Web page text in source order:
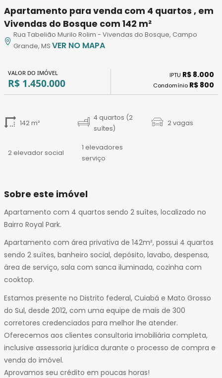
7
8
9
12
13
16
18
23
24
25
27
Apartamento para venda com 4 quartos , em
Vivendas do Bosque com 142 m²
Rua Tabelião Murilo Rolim - Vivendas do Bosque, Campo
Grande, MSVER NO MAPA
VALOR DO IMÓVEL
R$ 1.450.000
IPTU R$ 8.000
Condomínio R$ 800
142 m²
4 quartos (2
suítes)
2 vagas
2 elevador social
1 elevadores
serviço
Sobre este imóvel
Apartamento com 4 quartos sendo 2 suítes, localizado no
Bairro Royal Park.
Apartamento com área privativa de 142m², possui 4 quartos
sendo 2 suítes, banheiro social, depósito, lavabo, despensa,
área de serviço, sala com sanca iluminada, cozinha com
cooktop.
Estamos presente no Distrito federal, Cuiabá e Mato Grosso
do Sul, desde 2012, com uma equipe de mais de 300
corretores credenciados para melhor lhe atender.
Oferecemos aos clientes consultoria imobiliária completa,
inclusive assessoria jurídica durante o processo de compra e
venda do imóvel.
Aprovamos seu crédito em poucas horas!